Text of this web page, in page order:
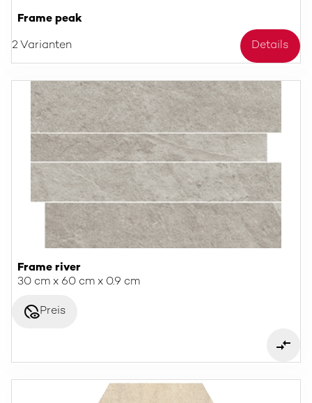
Frame peak
2 Varianten Details
Frame river
30 cm x 60 cm x 0.9 cm
disabled_visiblePreis